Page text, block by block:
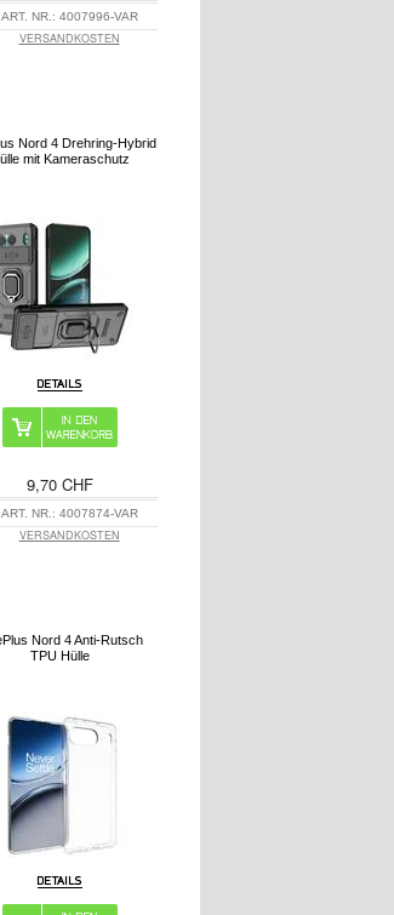
ART. NR.: 4007996-VAR
VERSANDKOSTEN
Nord 4 Drehring-Hybrid
mit Kameraschutz
9,70 CHF
ART. NR.: 4007874-VAR
VERSANDKOSTEN
Nord 4 Anti-Rutsch
TPU Hülle